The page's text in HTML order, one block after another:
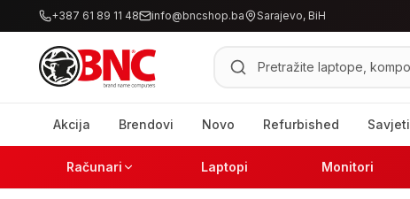
+387 61 89 11 48 info@bncshop.ba Sarajevo, BiH
Pretraži proizvode
Akcija Brendovi Novo Refurbished Savjeti
Računari Laptopi Monitori